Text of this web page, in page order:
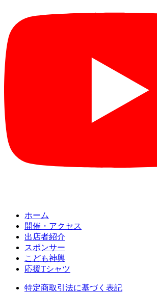
ホーム
開催・アクセス
出店者紹介
スポンサー
こども神輿
応援Tシャツ
特定商取引法に基づく表記